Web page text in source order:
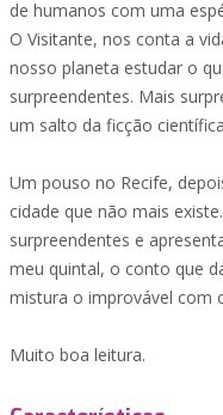
de humanos com uma
O Visitante, nos conta a
nosso planeta estudar o
surpreendentes. Mais
um salto da ficção
Um pouso no Recife,
cidade que não mais
surpreendentes e
meu quintal, o conto que
mistura o improvável com
Muito boa leitura.